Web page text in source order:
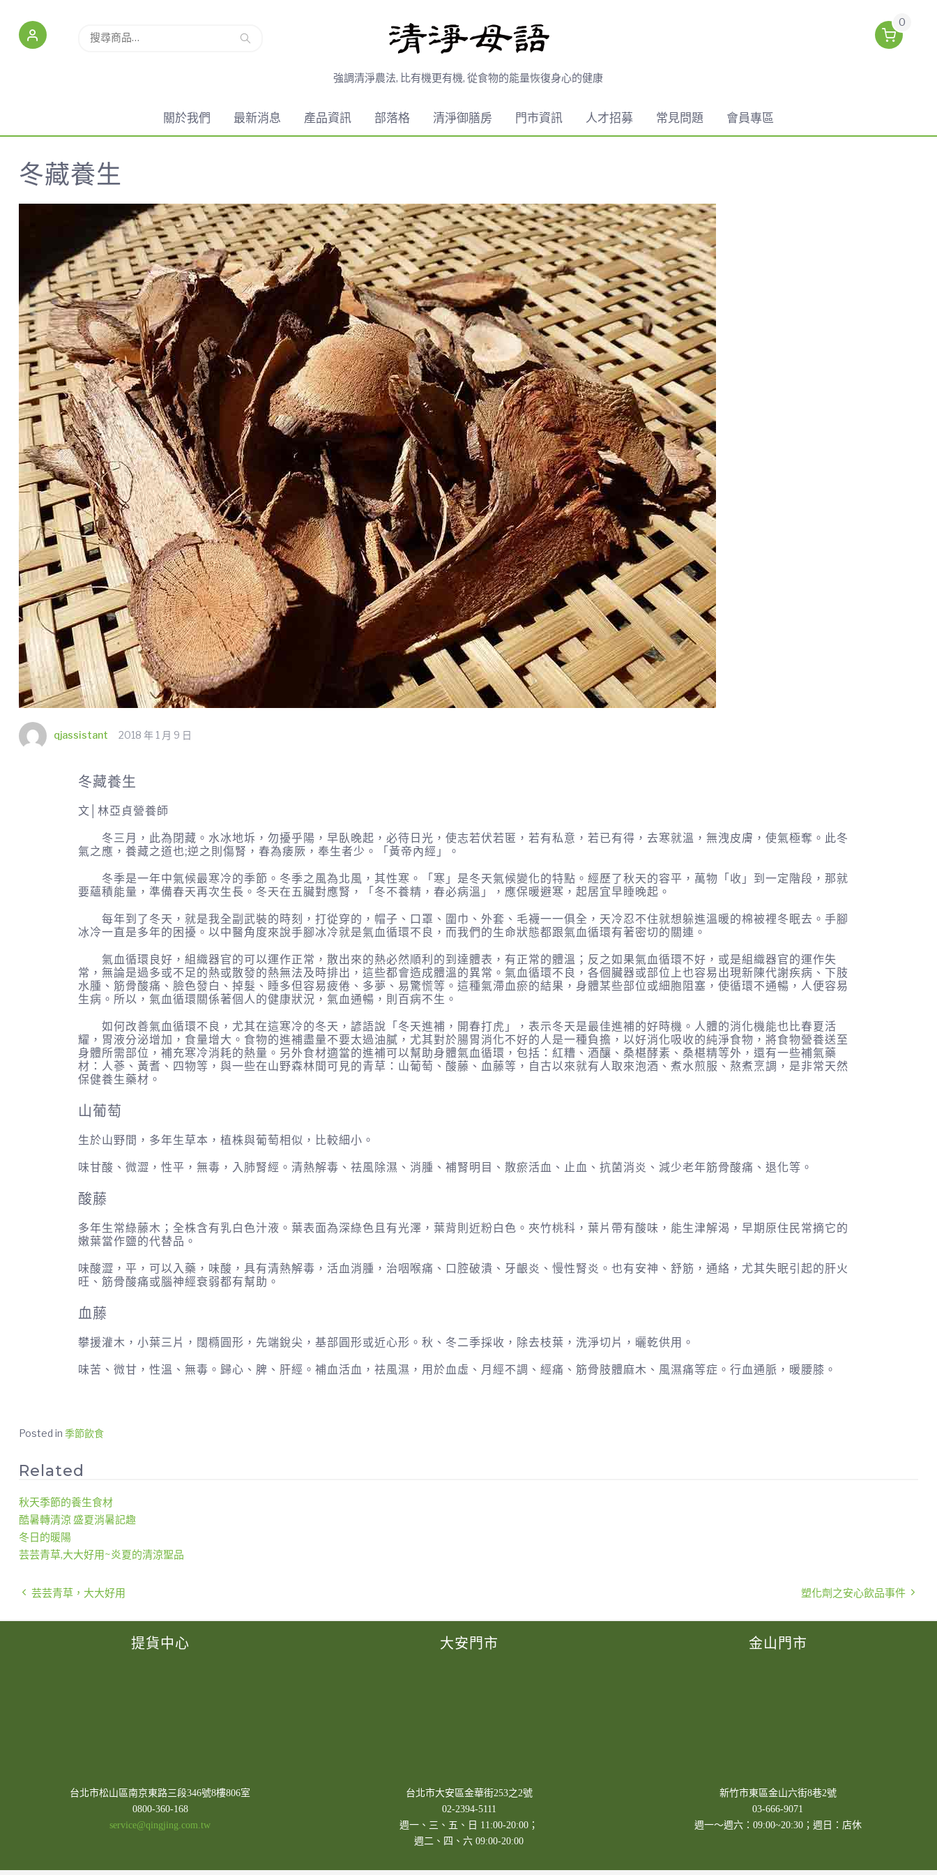
搜尋
0
強調清淨農法, 比有機更有機, 從食物的能量恢復身心的健康
關於我們 最新消息 產品資訊 部落格 清淨御膳房 門市資訊 人才招募 常見問題 會員專區
冬藏養生
qjassistant 2018 年 1 月 9 日
冬藏養生
文│林亞貞營養師
冬三月，此為閉藏。水冰地坼，勿擾乎陽，早臥晚起，必待日光，使志若伏若匿，若有私意，若已有得，去寒就溫，無洩皮膚，使氣極奪。此冬
氣之應，養藏之道也;逆之則傷腎，春為痿厥，奉生者少。「黃帝內經」。
冬季是一年中氣候最寒冷的季節。冬季之風為北風，其性寒。「寒」是冬天氣候變化的特點。經歷了秋天的容平，萬物「收」到一定階段，那就
要蘊積能量，準備春天再次生長。冬天在五臟對應腎，「冬不養精，春必病溫」，應保暖避寒，起居宜早睡晚起。
每年到了冬天，就是我全副武裝的時刻，打從穿的，帽子、口罩、圍巾、外套、毛襪一一俱全，天冷忍不住就想躲進溫暖的棉被裡冬眠去。手腳
冰冷一直是多年的困擾。以中醫角度來說手腳冰冷就是氣血循環不良，而我們的生命狀態都跟氣血循環有著密切的關連。
氣血循環良好，組織器官的可以運作正常，散出來的熱必然順利的到達體表，有正常的體溫；反之如果氣血循環不好，或是組織器官的運作失
常，無論是過多或不足的熱或散發的熱無法及時排出，這些都會造成體溫的異常。氣血循環不良，各個臟器或部位上也容易出現新陳代謝疾病、下肢
水腫、筋骨酸痛、臉色發白、掉髮、睡多但容易疲倦、多夢、易驚慌等。這種氣滯血瘀的結果，身體某些部位或細胞阻塞，使循環不通暢，人便容易
生病。所以，氣血循環關係著個人的健康狀況，氣血通暢，則百病不生。
如何改善氣血循環不良，尤其在這寒冷的冬天，諺語說「冬天進補，開春打虎」，表示冬天是最佳進補的好時機。人體的消化機能也比春夏活
耀，胃液分泌增加，食量增大。食物的進補盡量不要太過油膩，尤其對於腸胃消化不好的人是一種負擔，以好消化吸收的純淨食物，將食物營養送至
身體所需部位，補充寒冷消耗的熱量。另外食材適當的進補可以幫助身體氣血循環，包括：紅糟、酒釀、桑椹酵素、桑椹精等外，還有一些補氣藥
材：人蔘、黃耆、四物等，與一些在山野森林間可見的青草：山葡萄、酸藤、血藤等，自古以來就有人取來泡酒、煮水煎服、熬煮烹調，是非常天然
保健養生藥材。
山葡萄
生於山野間，多年生草本，植株與葡萄相似，比較細小。
味甘酸、微澀，性平，無毒，入肺腎經。清熱解毒、祛風除濕、消腫、補腎明目、散瘀活血、止血、抗菌消炎、減少老年筋骨酸痛、退化等。
酸藤
多年生常綠藤木；全株含有乳白色汁液。葉表面為深綠色且有光澤，葉背則近粉白色。夾竹桃科，葉片帶有酸味，能生津解渴，早期原住民常摘它的
嫩葉當作鹽的代替品。
味酸澀，平，可以入藥，味酸，具有清熱解毒，活血消腫，治咽喉痛、口腔破潰、牙齦炎、慢性腎炎。也有安神、舒筋，通絡，尤其失眠引起的肝火
旺、筋骨酸痛或腦神經衰弱都有幫助。
血藤
攀援灌木，小葉三片，闊橢圓形，先端銳尖，基部圓形或近心形。秋、冬二季採收，除去枝葉，洗淨切片，曬乾供用。
味苦、微甘，性溫、無毒。歸心、脾、肝經。補血活血，祛風濕，用於血虛、月經不調、經痛、筋骨肢體麻木、風濕痛等症。行血通脈，暖腰膝。
Posted in 季節飲食
Related
秋天季節的養生食材
酷暑轉清涼 盛夏消暑記趣
冬日的暖陽
芸芸青草,大大好用~炎夏的清涼聖品
芸芸青草，大大好用 塑化劑之安心飲品事件
提貨中心
台北市松山區南京東路三段346號8樓806室
0800-360-168
service@qingjing.com.tw
大安門市
台北市大安區金華街253之2號
02-2394-5111
週一、三、五、日 11:00-20:00；
週二、四、六 09:00-20:00
金山門市
新竹市東區金山六街8巷2號
03-666-9071
週一～週六：09:00~20:30；週日：店休